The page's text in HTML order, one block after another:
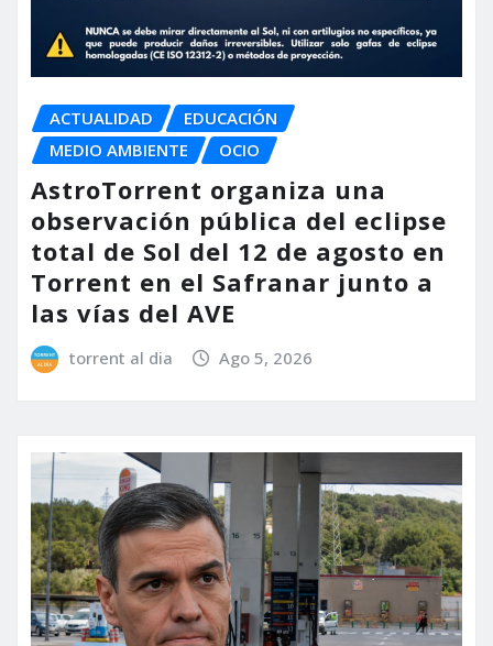
ACTUALIDAD
EDUCACIÓN
MEDIO AMBIENTE
OCIO
AstroTorrent organiza una
observación pública del eclipse
total de Sol del 12 de agosto en
Torrent en el Safranar junto a
las vías del AVE
torrent al dia Ago 5, 2026